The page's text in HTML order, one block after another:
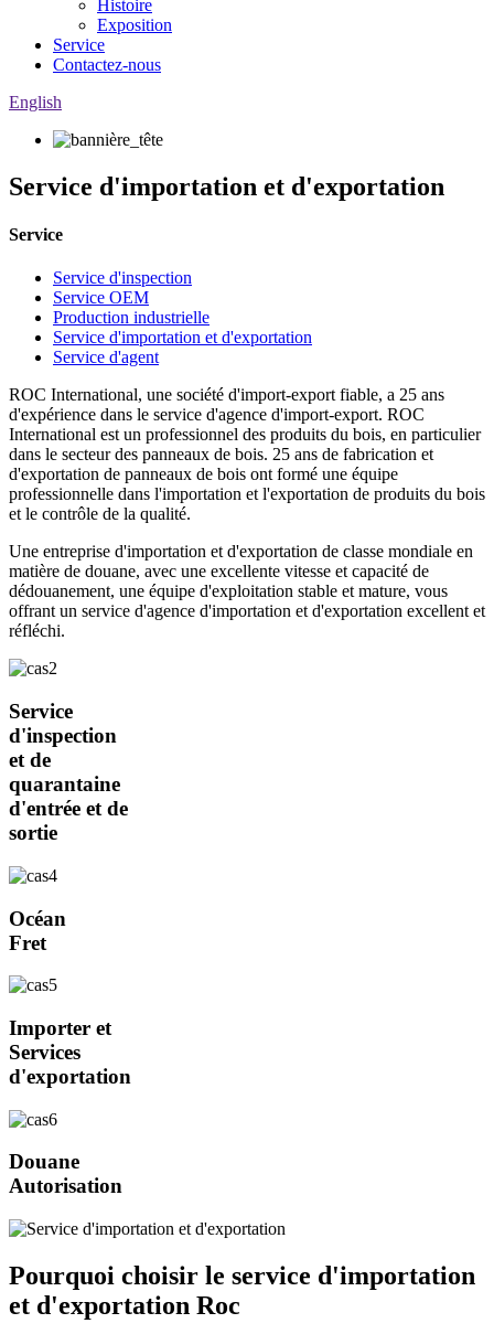
Histoire
Exposition
Service
Contactez-nous
English
Service d'importation et d'exportation
Service
Service d'inspection
Service OEM
Production industrielle
Service d'importation et d'exportation
Service d'agent
ROC International, une société d'import-export fiable, a 25 ans
d'expérience dans le service d'agence d'import-export. ROC
International est un professionnel des produits du bois, en particulier
dans le secteur des panneaux de bois. 25 ans de fabrication et
d'exportation de panneaux de bois ont formé une équipe
professionnelle dans l'importation et l'exportation de produits du bois
et le contrôle de la qualité.
Une entreprise d'importation et d'exportation de classe mondiale en
matière de douane, avec une excellente vitesse et capacité de
dédouanement, une équipe d'exploitation stable et mature, vous
offrant un service d'agence d'importation et d'exportation excellent et
réfléchi.
Service
d'inspection
et de
quarantaine
d'entrée et de
sortie
Océan
Fret
Importer et
Services
d'exportation
Douane
Autorisation
Pourquoi choisir le service d'importation
et d'exportation Roc